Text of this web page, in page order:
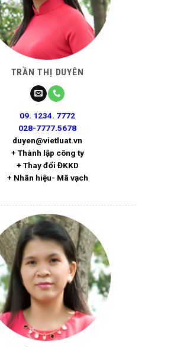
TRẦN THỊ DUYÊN
09. 1234. 7772
028-7777.5678
duyen@vietluat.vn
+ Thành lập công ty
+ Thay đổi ĐKKD
+ Nhãn hiệu- Mã vạch